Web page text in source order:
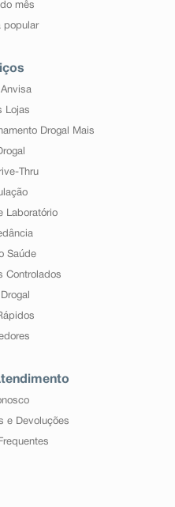
mês
popular
Lojas
Drogal Mais
Thru
Laboratório
Saúde
Controlados
e Devoluções